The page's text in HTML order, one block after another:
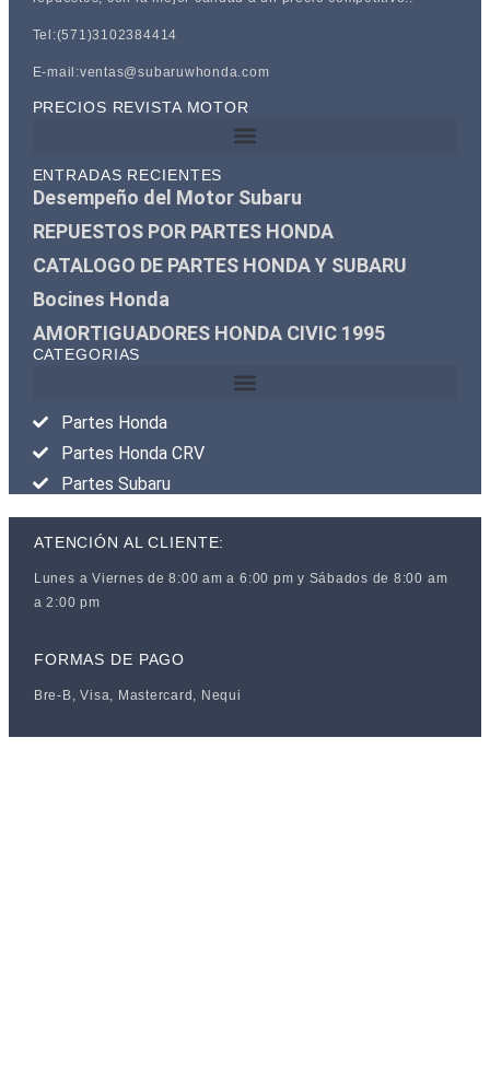
Tel:(571)3102384414
E-mail:ventas@subaruwhonda.com
PRECIOS REVISTA MOTOR
ENTRADAS RECIENTES
Desempeño del Motor Subaru
REPUESTOS POR PARTES HONDA
CATALOGO DE PARTES HONDA Y SUBARU
Bocines Honda
AMORTIGUADORES HONDA CIVIC 1995
CATEGORIAS
Partes Honda
Partes Honda CRV
Partes Subaru
ATENCIÓN AL CLIENTE:
Lunes a Viernes de 8:00 am a 6:00 pm y Sábados de 8:00 am
a 2:00 pm
FORMAS DE PAGO
Bre-B, Visa, Mastercard, Nequi